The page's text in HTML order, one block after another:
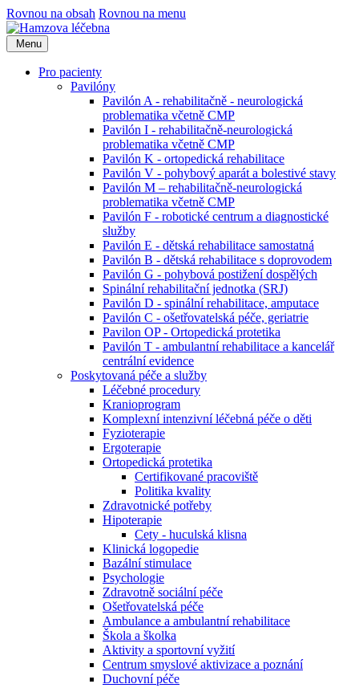
Rovnou na obsah Rovnou na menu
Menu
Pro pacienty
Pavilóny
Pavilón A - rehabilitačně - neurologická
problematika včetně CMP
Pavilón I - rehabilitačně-neurologická
problematika včetně CMP
Pavilón K - ortopedická rehabilitace
Pavilón V - pohybový aparát a bolestivé stavy
Pavilón M – rehabilitačně-neurologická
problematika včetně CMP
Pavilón F - robotické centrum a diagnostické
služby
Pavilón E - dětská rehabilitace samostatná
Pavilón B - dětská rehabilitace s doprovodem
Pavilón G - pohybová postižení dospělých
Spinální rehabilitační jednotka (SRJ)
Pavilón D - spinální rehabilitace, amputace
Pavilón C - ošetřovatelská péče, geriatrie
Pavilon OP - Ortopedická protetika
Pavilón T - ambulantní rehabilitace a kancelář
centrální evidence
Poskytovaná péče a služby
Léčebné procedury
Kranioprogram
Komplexní intenzivní léčebná péče o děti
Fyzioterapie
Ergoterapie
Ortopedická protetika
Certifikované pracoviště
Politika kvality
Zdravotnické potřeby
Hipoterapie
Cety - huculská klisna
Klinická logopedie
Bazální stimulace
Psychologie
Zdravotně sociální péče
Ošetřovatelská péče
Ambulance a ambulantní rehabilitace
Škola a školka
Aktivity a sportovní vyžití
Centrum smyslové aktivizace a poznání
Duchovní péče